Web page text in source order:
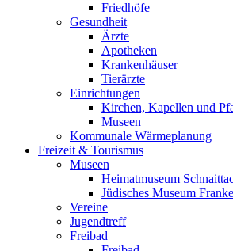
Friedhöfe
Gesundheit
Ärzte
Apotheken
Krankenhäuser
Tierärzte
Einrichtungen
Kirchen, Kapellen und
Museen
Kommunale Wärmeplanung
Freizeit & Tourismus
Museen
Heimatmuseum
Jüdisches Museum
Vereine
Jugendtreff
Freibad